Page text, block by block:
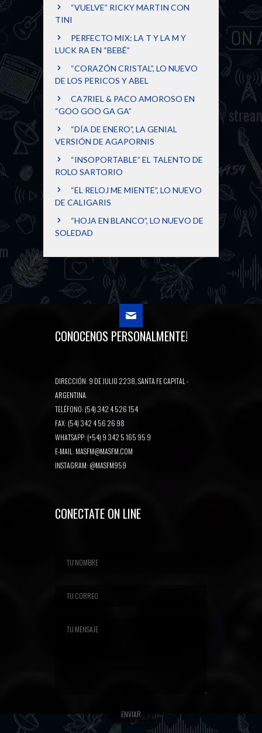
“VUELVE” RICKY MARTIN CON
TINI
PERFECTO MIX: LA T Y LA M Y
LUCK RA EN “BEBÉ”
“CORAZÓN CRISTAL”, LO NUEVO
DE LOS PERICOS Y ABEL
CA7RIEL & PACO AMOROSO EN
“GOO GOO GA GA”
“DÍA DE ENERO”, LA GENIAL
VERSIÓN DE AGAPORNIS
“INSOPORTABLE” EL TALENTO DE
ROLO SARTORIO
“EL RELOJ ME MIENTE”, LO NUEVO
DE CALIGARIS
“HOJA EN BLANCO”, LO NUEVO DE
SOLEDAD
CONOCENOS PERSONALMENTE!
DIRECCIÓN: 9 DE JULIO 2238, SANTA FE CAPITAL -
ARGENTINA
TELÉFONO: (54) 342 4 526 154
FAX: (54) 342 4 56 26 98
WHATSAPP: (+54) 9 342 5 165 95 9
E-MAIL: MASFM@MASFM.COM
INSTAGRAM: @MASFM959
CONECTATE ON LINE